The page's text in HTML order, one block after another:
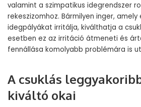
valamint a szimpatikus idegrendszer
rekeszizomhoz. Bármilyen inger, amely
idegpályákat irritálja, kiválthatja a
esetben ez az irritáció átmeneti és
fennállása komolyabb problémára is
A csuklás
kiváltó okai